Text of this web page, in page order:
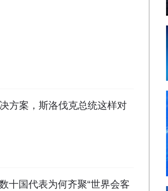
方案，斯洛伐克总统这样对
十国代表为何齐聚“世界会客